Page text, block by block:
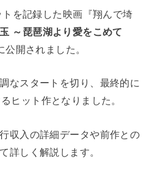
を記録した映画『翔んで埼
～琵琶湖より愛をこめて
開されました。
なスタートを切り、最終的に
ヒット作となりました。
収入の詳細データや前作との
詳しく解説します。